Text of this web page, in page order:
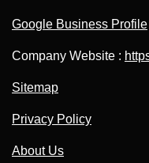
Google Business Profile
Company Website :
Sitemap
Privacy Policy
About Us